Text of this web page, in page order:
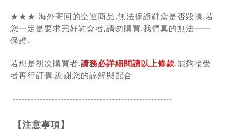
★★★ 海外寄回的空運商品,無法保證鞋盒是否毀損.若
您一定是要求完好鞋盒者,請勿購買.我們真的無法一一
保證.
若您是初次購買者.請務必詳細閱讀以上條款.能夠接受
者再行訂購.謝謝您的諒解與配合
-----------------------------------------------------
【注意事項】